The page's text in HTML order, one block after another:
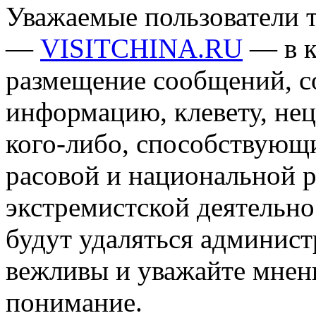
Уважаемые пользователи
— VISITCHINA.RU — в
размещение сообщений,
информацию, клевету,
кого-либо,
расовой и национальной
экстремистской
будут удаляться
вежливы и уважайте
понимание.